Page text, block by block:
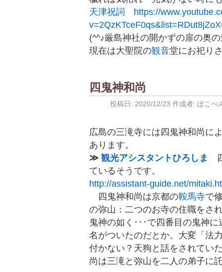
天津祝詞
https://
(^^♪厳島神社の開かずの扉の奥
現在は大聖院の観音堂にお祀り
四鬼神和尚
投稿日: 2020/12/23 作成者: ぽこぺ
広島の三滝寺には四鬼神和尚に
あります。
≫ 観光アシスタントひろしま
ているそうです。
http://assistant-guide.net/
四鬼神和尚は京都の鞍馬寺で
の弥山：二つのお寺の住職をさ
鬼神の如く･･･で四番目の鬼神
名がついたのだとか。大変「法
付かない？天狗と話をされてい
尚は三滝と弥山を二人の弟子に